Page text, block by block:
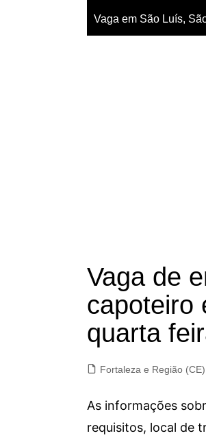
Vaga em São Luís,
Vaga de
capoteiro
quarta
Fortaleza e Região (CE)
As informações
requisitos, local de